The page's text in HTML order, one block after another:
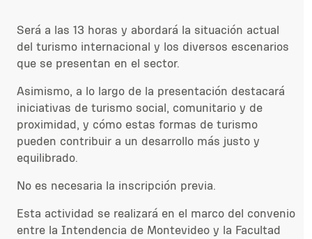
Será a las 13 horas y abordará la situación actual
del turismo internacional y los diversos escenarios
que se presentan en el sector.
Asimismo, a lo largo de la presentación destacará
iniciativas de turismo social, comunitario y de
proximidad, y cómo estas formas de turismo
pueden contribuir a un desarrollo más justo y
equilibrado.
No es necesaria la inscripción previa.
Esta actividad se realizará en el marco del convenio
entre la Intendencia de Montevideo y la Facultad